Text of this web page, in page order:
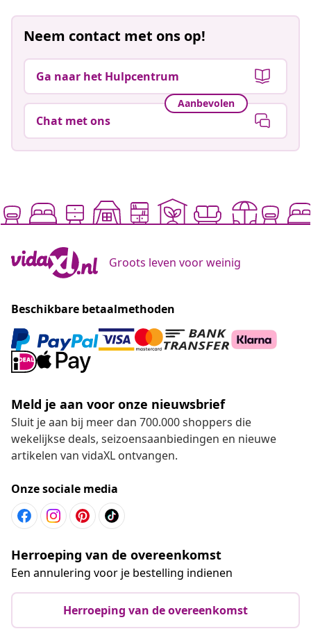
Neem contact met ons op!
Ga naar het Hulpcentrum
Aanbevolen
Chat met ons
Groots leven voor weinig
Beschikbare betaalmethoden
Meld je aan voor onze nieuwsbrief
Sluit je aan bij meer dan 700.000 shoppers die
wekelijkse deals, seizoensaanbiedingen en nieuwe
artikelen van vidaXL ontvangen.
Onze sociale media
Herroeping van de overeenkomst
Een annulering voor je bestelling indienen
Herroeping van de overeenkomst